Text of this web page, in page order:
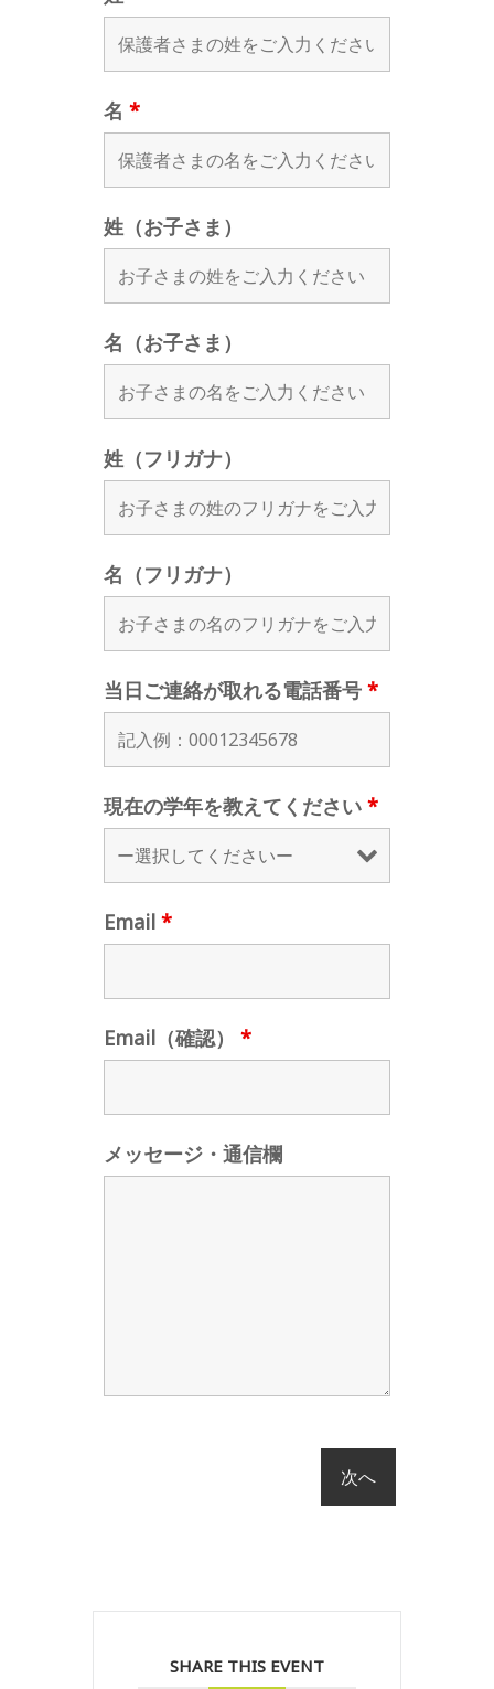
名 *
姓（お子さま）
名（お子さま）
姓（フリガナ）
名（フリガナ）
当日ご連絡が取れる電話番号 *
現在の学年を教えてください *
Email *
Email（確認） *
メッセージ・通信欄
SHARE THIS EVENT